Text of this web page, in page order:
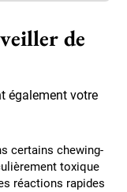
de
également votre
certains chewing-
toxique
réactions rapides